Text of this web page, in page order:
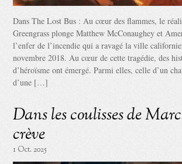
Dans The Lost Bus : Au cœur des flammes, le
Greengrass plonge Matthew McConaughey et
l’enfer de l’incendie qui a ravagé la ville
novembre 2018. Au cœur de cette tragédie, des
d’héroïsme ont émergé. Parmi elles, celle d’un
d’une […]
Dans les coulisses de
crève
1 Oct. 2025